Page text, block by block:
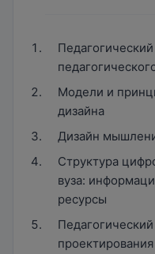
Модели и
дизайна
Дизайн
Структура
вуза:
ресурсы